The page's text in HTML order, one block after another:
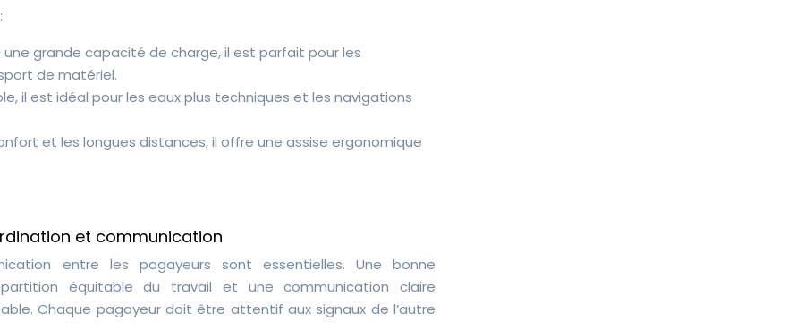
grande capacité de charge, il est parfait pour les
de matériel.
il est idéal pour les eaux plus techniques et les navigations
et les longues distances, il offre une assise ergonomique
et communication
entre les pagayeurs sont essentielles. Une bonne
équitable du travail et une communication claire
Chaque pagayeur doit être attentif aux signaux de l’autre